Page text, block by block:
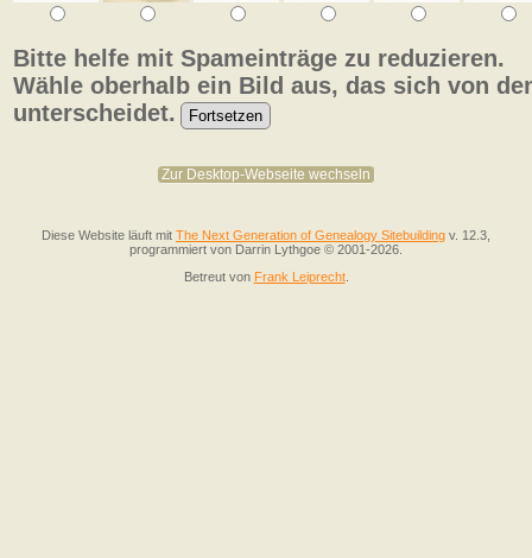
Bitte helfe mit Spameinträge zu reduzieren.
Wähle oberhalb ein Bild aus, das sich von
unterscheidet.
Zur Desktop-Webseite wechseln
Diese Website läuft mit The Next Generation of Genealogy Sitebuilding v. 12.3,
programmiert von Darrin Lythgoe © 2001-2026.
Betreut von Frank Leiprecht.